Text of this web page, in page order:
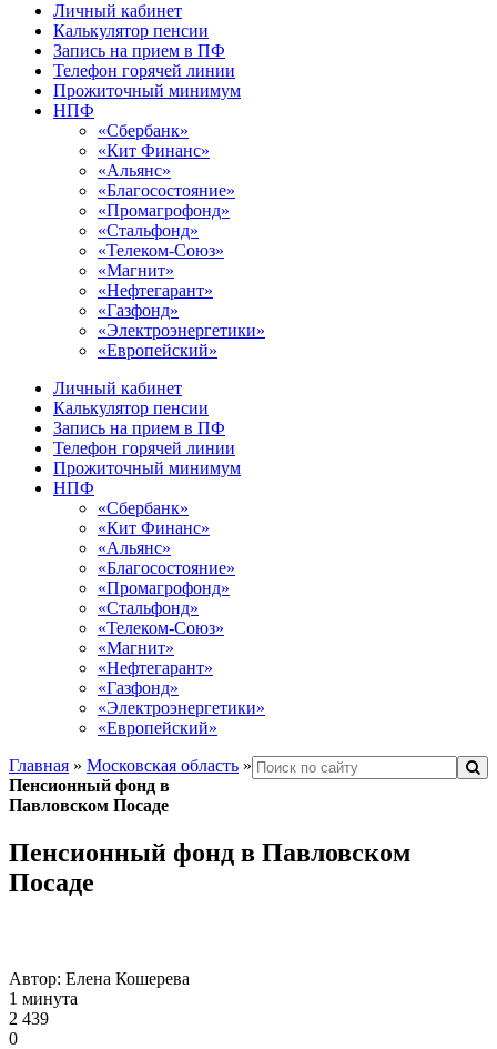
Личный кабинет
Калькулятор пенсии
Запись на прием в ПФ
Телефон горячей линии
Прожиточный минимум
НПФ
«Сбербанк»
«Кит Финанс»
«Альянс»
«Благосостояние»
«Промагрофонд»
«Стальфонд»
«Телеком-Союз»
«Магнит»
«Нефтегарант»
«Газфонд»
«Электроэнергетики»
«Европейский»
Личный кабинет
Калькулятор пенсии
Запись на прием в ПФ
Телефон горячей линии
Прожиточный минимум
НПФ
«Сбербанк»
«Кит Финанс»
«Альянс»
«Благосостояние»
«Промагрофонд»
«Стальфонд»
«Телеком-Союз»
«Магнит»
«Нефтегарант»
«Газфонд»
«Электроэнергетики»
«Европейский»
Главная » Московская область »
Пенсионный фонд в
Павловском Посаде
Пенсионный фонд в Павловском
Посаде
Автор: Елена Кошерева
1 минута
2 439
0